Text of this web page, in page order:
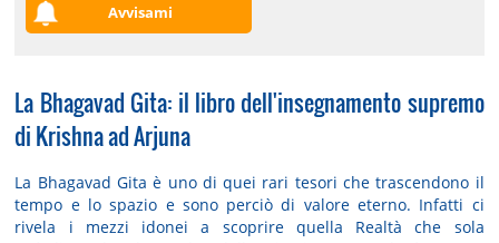
Avvisami
La Bhagavad Gita: il libro dell'insegnamento supremo
di Krishna ad Arjuna
La Bhagavad Gita è uno di quei rari tesori che trascendono il
tempo e lo spazio e sono perciò di valore eterno. Infatti ci
rivela i mezzi idonei a scoprire quella Realtà che sola